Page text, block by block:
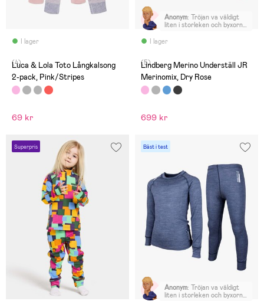
I lager
(4)
Luca & Lola Toto Långkalsong
2-pack, Pink/Stripes
69 kr
I lager
Anonym: Tröjan va väldigt
liten i storleken och byxorna
proponerligt med varandra.
(5)
Lindberg Merino Underställ JR
Merinomix, Dry Rose
699 kr
Superpris Bäst i test
Anonym: Tröjan va väldigt
liten i storleken och byxorna